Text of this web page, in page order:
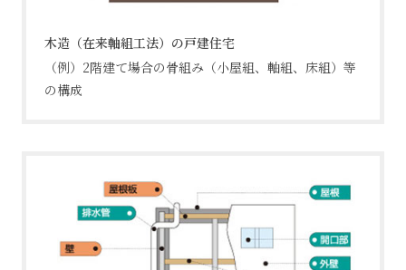
木造（在来軸組工法）の戸建住宅
（例）2階建て場合の骨組み（小屋組、軸組、床組）等
の構成